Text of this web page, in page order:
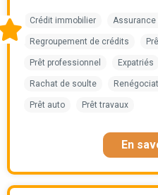
Crédit immobilier Assurance
Regroupement de crédits
Prêt professionnel Expatriés
Rachat de soulte
Prêt auto Prêt travaux
En